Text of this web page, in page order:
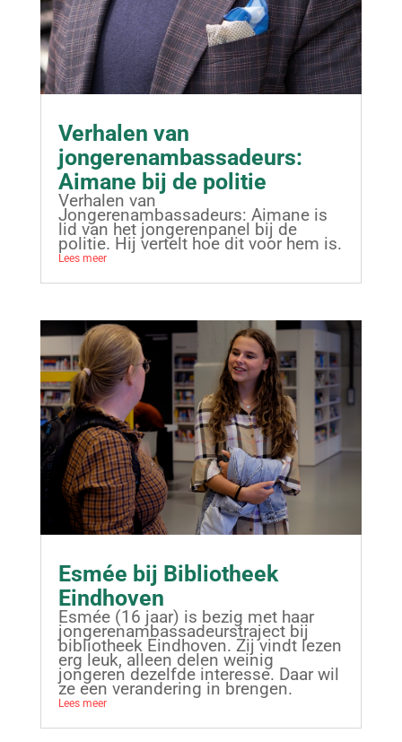
Verhalen van
jongerenambassadeurs:
Aimane bij de politie
Verhalen van
Jongerenambassadeurs: Aimane is
lid van het jongerenpanel bij de
politie. Hij vertelt hoe dit voor hem is.
Lees meer
Esmée bij Bibliotheek
Eindhoven
Esmée (16 jaar) is bezig met haar
jongerenambassadeurstraject bij
bibliotheek Eindhoven. Zij vindt lezen
erg leuk, alleen delen weinig
jongeren dezelfde interesse. Daar wil
ze een verandering in brengen.
Lees meer